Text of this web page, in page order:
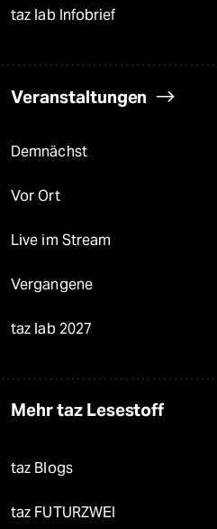
taz lab Infobrief
Veranstaltungen
Demnächst
Vor Ort
Live im Stream
Vergangene
taz lab 2027
Mehr taz Lesestoff
taz Blogs
taz FUTURZWEI